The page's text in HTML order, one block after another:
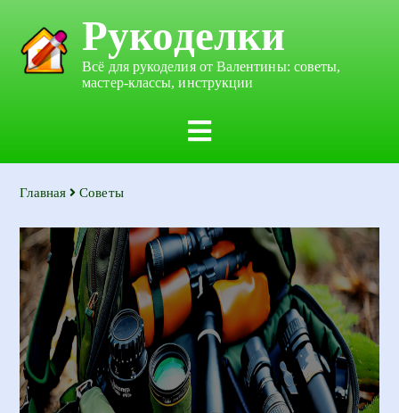
Рукоделки
Всё для рукоделия от Валентины: советы,
мастер-классы, инструкции
Главная Советы